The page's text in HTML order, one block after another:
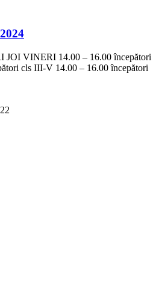
VINERI 14.00 – 16.00 începători
cls III-V 14.00 – 16.00 începători